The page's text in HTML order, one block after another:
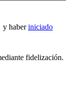
y haberiniciado
fidelización.